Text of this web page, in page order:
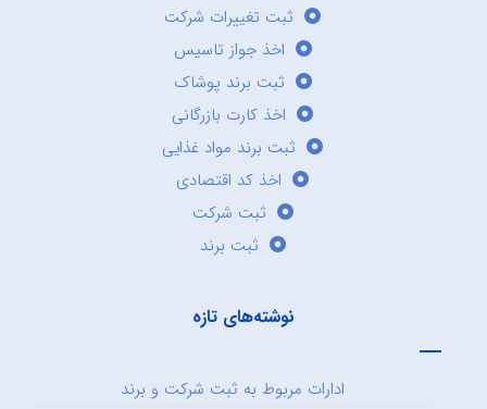
ثبت تغییرات شرکت
اخذ جواز تاسیس
ثبت برند پوشاک
اخذ کارت بازرگانی
ثبت برند مواد غذایی
اخذ کد اقتصادی
ثبت شرکت
ثبت برند
نوشته‌های تازه
ادارات مربوط به ثبت شرکت و برند